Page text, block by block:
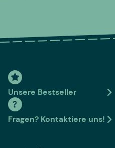
Unsere Bestseller
Fragen? Kontaktiere uns!